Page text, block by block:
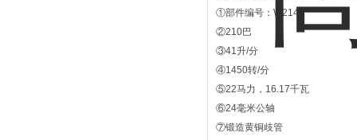
①部件编号：W2141
②210巴
③41升/分
④1450转/分
⑤22马力，16.17千瓦
⑥24毫米公轴
⑦锻造黄铜歧管